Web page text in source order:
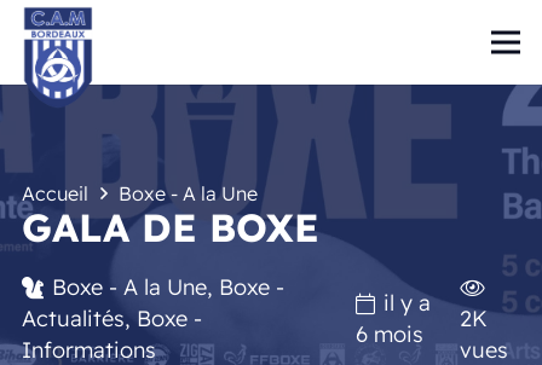
Accueil Boxe - A la Une
GALA DE BOXE
Boxe - A la Une, Boxe -
Actualités, Boxe -
Informations
il y a
6 mois
2K
vues